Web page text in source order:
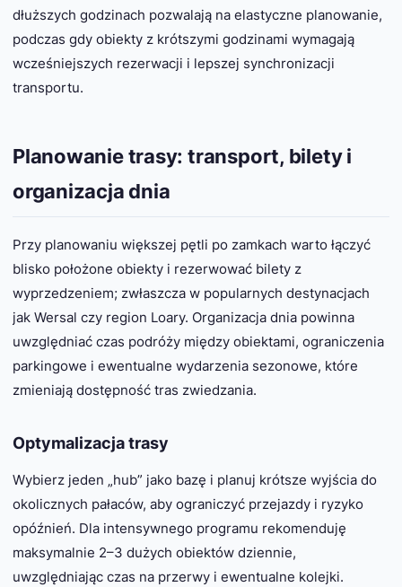
dłuższych godzinach pozwalają na elastyczne planowanie,
podczas gdy obiekty z krótszymi godzinami wymagają
wcześniejszych rezerwacji i lepszej synchronizacji
transportu.
Planowanie trasy: transport, bilety i
organizacja dnia
Przy planowaniu większej pętli po zamkach warto łączyć
blisko położone obiekty i rezerwować bilety z
wyprzedzeniem; zwłaszcza w popularnych destynacjach
jak Wersal czy region Loary. Organizacja dnia powinna
uwzględniać czas podróży między obiektami, ograniczenia
parkingowe i ewentualne wydarzenia sezonowe, które
zmieniają dostępność tras zwiedzania.
Optymalizacja trasy
Wybierz jeden „hub” jako bazę i planuj krótsze wyjścia do
okolicznych pałaców, aby ograniczyć przejazdy i ryzyko
opóźnień. Dla intensywnego programu rekomenduję
maksymalnie 2–3 dużych obiektów dziennie,
uwzględniając czas na przerwy i ewentualne kolejki.